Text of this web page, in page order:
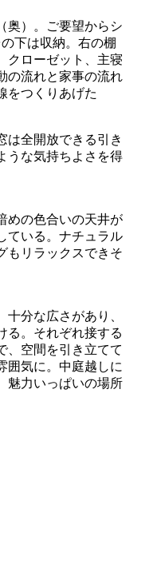
奥）。ご要望からシ
下は収納。右の棚
クローゼット、主寝
の流れと家事の流れ
をつくりあげた
は全開放できる引き
うな気持ちよさを得
めの色合いの天井が
ている。ナチュラル
もリラックスできそ
分な広さがあり、
る。それぞれ接する
、空間を引き立てて
囲気に。中庭越しに
魅力いっぱいの場所